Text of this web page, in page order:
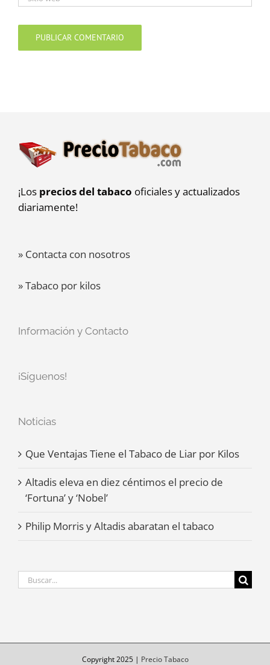
¡Los precios del tabaco oficiales y actualizados
diariamente!
» Contacta con nosotros
» Tabaco por kilos
Información y Contacto
¡Síguenos!
Noticias
Que Ventajas Tiene el Tabaco de Liar por Kilos
Altadis eleva en diez céntimos el precio de
‘Fortuna’ y ‘Nobel’
Philip Morris y Altadis abaratan el tabaco
Buscar:
Copyright 2025 | Precio Tabaco